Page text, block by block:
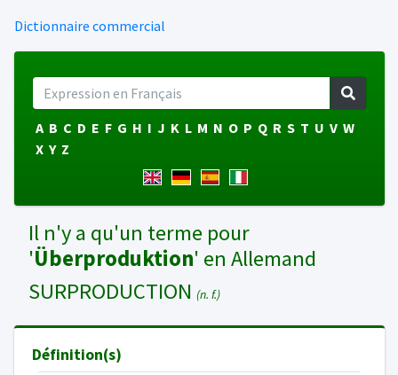
Dictionnaire commercial
A B C D E F G H I J K L M N O P Q R S T U V W
X Y Z
Il n'y a qu'un terme pour
'Überproduktion' en Allemand
SURPRODUCTION (n. f.)
Définition(s)